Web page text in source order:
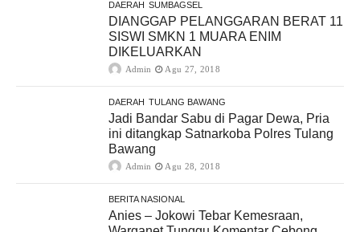
DAERAH SUMBAGSEL
DIANGGAP PELANGGARAN BERAT 11
SISWI SMKN 1 MUARA ENIM
DIKELUARKAN
Admin Agu 27, 2018
DAERAH TULANG BAWANG
Jadi Bandar Sabu di Pagar Dewa, Pria
ini ditangkap Satnarkoba Polres Tulang
Bawang
Admin Agu 28, 2018
BERITA NASIONAL
Anies – Jokowi Tebar Kemesraan,